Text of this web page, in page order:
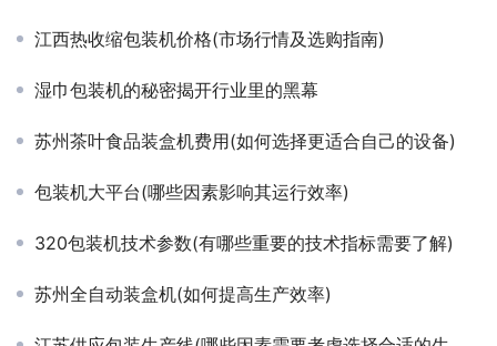
江西热收缩包装机价格(市场行情及选购指南)
湿巾包装机的秘密揭开行业里的黑幕
苏州茶叶食品装盒机费用(如何选择更适合自己的设备)
包装机大平台(哪些因素影响其运行效率)
320包装机技术参数(有哪些重要的技术指标需要了解)
苏州全自动装盒机(如何提高生产效率)